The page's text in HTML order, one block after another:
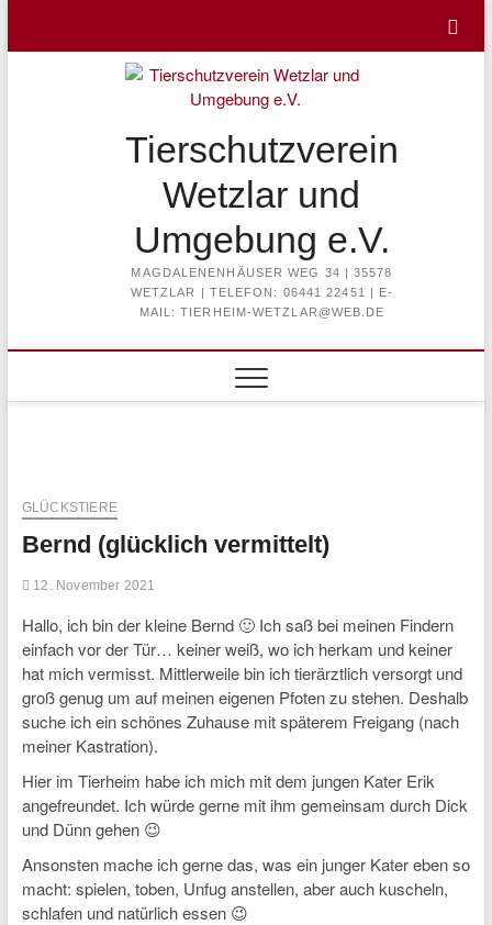
content
Tierschutzverein
Wetzlar und
Umgebung e.V.
MAGDALENENHÄUSER WEG 34 | 35578
WETZLAR | TELEFON: 06441 22451 | E-
MAIL: TIERHEIM-WETZLAR@WEB.DE
GLÜCKSTIERE
Bernd (glücklich vermittelt)
12. November 2021
Hallo, ich bin der kleine Bernd 🙂 Ich saß bei meinen Findern
einfach vor der Tür… keiner weiß, wo ich herkam und keiner
hat mich vermisst. Mittlerweile bin ich tierärztlich versorgt und
groß genug um auf meinen eigenen Pfoten zu stehen. Deshalb
suche ich ein schönes Zuhause mit späterem Freigang (nach
meiner Kastration).
Hier im Tierheim habe ich mich mit dem jungen Kater Erik
angefreundet. Ich würde gerne mit ihm gemeinsam durch Dick
und Dünn gehen 😉
Ansonsten mache ich gerne das, was ein junger Kater eben so
macht: spielen, toben, Unfug anstellen, aber auch kuscheln,
schlafen und natürlich essen 😉